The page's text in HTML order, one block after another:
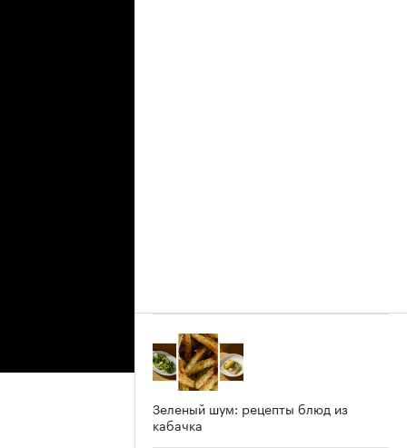
Зеленый шум: рецепты блюд из
кабачка